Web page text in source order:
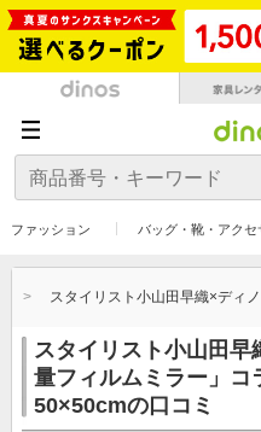
ファッション バッグ・靴・アクセ
スタイリスト小山田早織×ディ
スタイリスト小山田
量フィルムミラー」
50×50cmの口コミ